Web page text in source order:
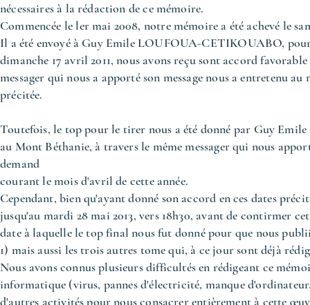
nécessaires à la rédaction de ce mémoire.
Commencée le ler mai 2008, notre mémoire a été achevé le
Il a été envoyé à Guy Emile LOUFOUA-CETIKOUABO,
dimanche 17 avril 2011, nous avons reçu sont accord
messager qui nous a apporté son message nous a entretenu
précitée.
Toutefois, le top pour le tirer nous a été donné par Guy
au Mont Béthanie, à travers le même messager qui nous
demand
courant le mois d'avril de cette année.
Cependant, bien qu'ayant donné son accord en ces dates
jusqu'au mardi 28 mai 2013, vers 18h30, avant de contirmer
date à laquelle le top final nous fut donné pour que nous
1) mais aussi les trois autres tome qui, à ce jour sont déjà
Nous avons connus plusieurs difficultés en rédigeant ce
informatique (virus, pannes d'électricité, manque
d'autres activités pour nous consacrer entièrement à cette